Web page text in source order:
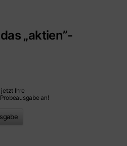
„aktien”-
jetzt Ihre
an!